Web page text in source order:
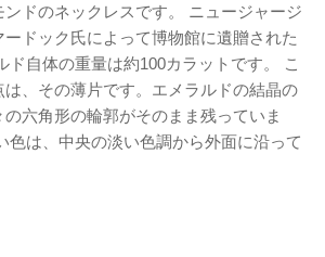
ドのネックレスです。 ニュージャージ
ドック氏によって博物館に遺贈された
ド自体の重量は約100カラットです。 こ
、その薄片です。エメラルドの結晶の
六角形の輪郭がそのまま残っていま
色は、中央の淡い色調から外面に沿って